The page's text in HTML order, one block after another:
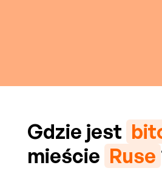
Gdzie jest
mieście Ruse